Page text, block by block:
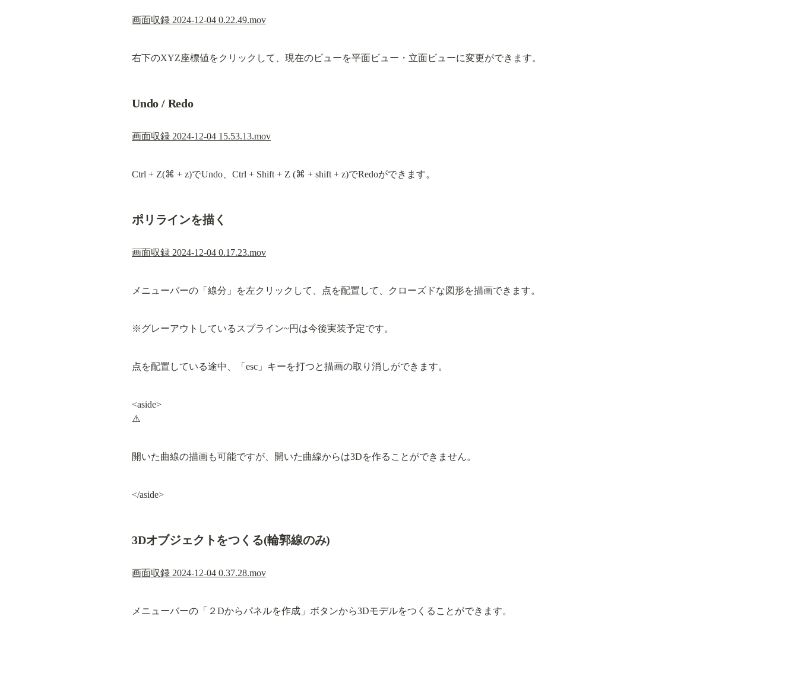
画面収録 2024-12-04 0.22.49.mov
右下のXYZ座標値をクリックして、現在のビューを平面ビュー・立面ビューに変更ができます。
Undo / Redo
画面収録 2024-12-04 15.53.13.mov
Ctrl + Z(⌘ + z)でUndo、Ctrl + Shift + Z (⌘ + shift + z)でRedoができます。
ポリラインを描く
画面収録 2024-12-04 0.17.23.mov
メニューバーの「線分」を左クリックして、点を配置して、クローズドな図形を描画できます。
※グレーアウトしているスプライン~円は今後実装予定です。
点を配置している途中、「esc」キーを打つと描画の取り消しができます。
<aside>
⚠️
開いた曲線の描画も可能ですが、開いた曲線からは3Dを作ることができません。
</aside>
3Dオブジェクトをつくる(輪郭線のみ)
画面収録 2024-12-04 0.37.28.mov
メニューバーの「２Dからパネルを作成」ボタンから3Dモデルをつくることができます。